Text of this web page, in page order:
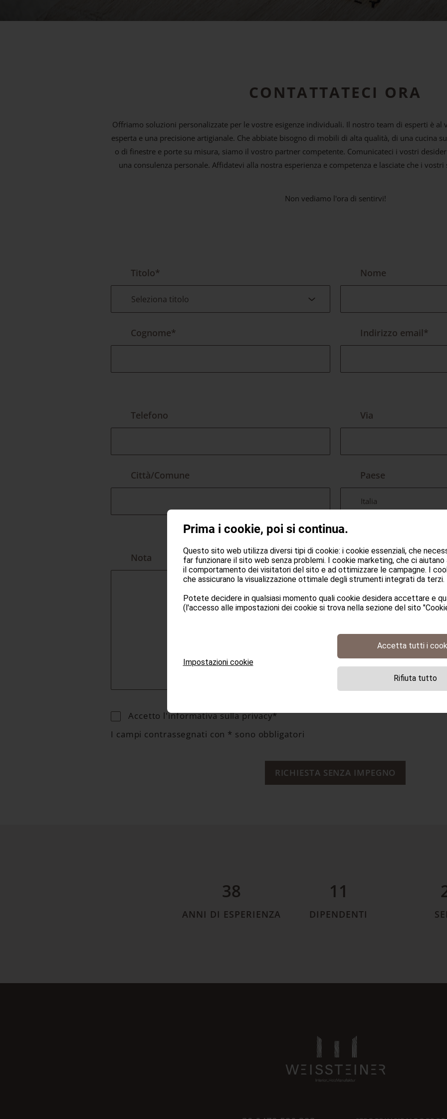
CONTATTATECI ORA
Offriamo soluzioni personalizzate per le vostre esigenze individuali. Il nostro team di esperti è al
esperta e una precisione artigianale. Che abbiate bisogno di mobili di alta qualità, di una cucina
o di finestre e porte su misura, siamo il vostro partner competente. Comunicateci i vostri
una consulenza personale. Affidatevi alla nostra esperienza e competenza e lasciate che i
Non vediamo l'ora di sentirvi!
Titolo* Nome
Cognome* Indirizzo email*
Telefono Via
Città/Comune Paese
Italia
Nota
Accetto l'informativa sulla privacy*
I campi contrassegnati con * sono obbligatori
RICHIESTA SENZA IMPEGNO
38
ANNI DI ESPERIENZA
11
DIPENDENTI
Prima i cookie, poi si continua.
Questo sito web utilizza diversi tipi di cookie: i cookie essenziali, che
far funzionare il sito web senza problemi. I cookie marketing, che ci aiutano
il comportamento dei visitatori del sito e ad ottimizzare le campagne. I
che assicurano la visualizzazione ottimale degli strumenti integrati da terzi.
Potete decidere in qualsiasi momento quali cookie desidera accettare e
(l'accesso alle impostazioni dei cookie si trova nella sezione del sito
Impostazioni cookie
Accetta tutti i
Rifiuta tutto